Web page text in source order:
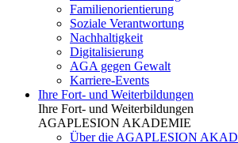
Familien­orientierung
Soziale Verantwortung
Nachhaltigkeit
Digitalisierung
AGA gegen Gewalt
Karriere-Events
Ihre Fort- und Weiterbildungen
Ihre Fort- und Weiterbildungen
AGAPLESION AKADEMIE
Über die AGAPLESION